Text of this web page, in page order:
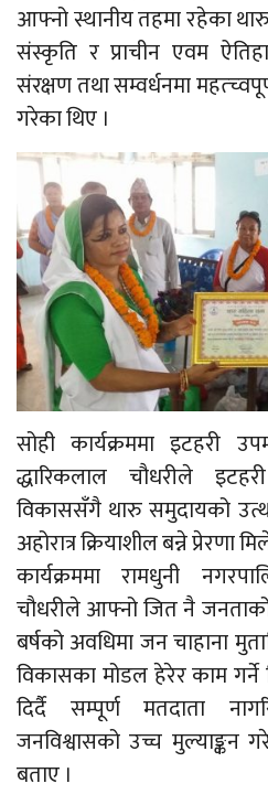
आफ्नो स्थानीय तहमा रहेका
संस्कृति र प्राचीन एवम
संरक्षण तथा सम्वर्धनमा
गरेका थिए ।
सोही कार्यक्रममा इटहरी
द्धारिकलाल चौधरीले
विकाससँगै थारु समुदायको
अहोरात्र क्रियाशील बन्ने प्रेरणा
कार्यक्रममा रामधुनी
चौधरीले आफ्नो जित नै
बर्षको अवधिमा जन चाहाना
विकासका मोडल हेरेर काम गर्ने
दिर्दै सम्पूर्ण मतदाता
जनविश्वासको उच्च मुल्याङ्कन
बताए ।